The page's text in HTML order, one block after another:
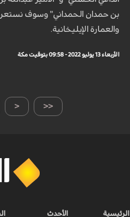
بن حمدان الحمداني" وسوف
والعمارة الإيليخانية.
الأربعاء 13 يوليو 2022 - 09:58 بتوقيت مكة
< <<
الرئيسية الأحدث